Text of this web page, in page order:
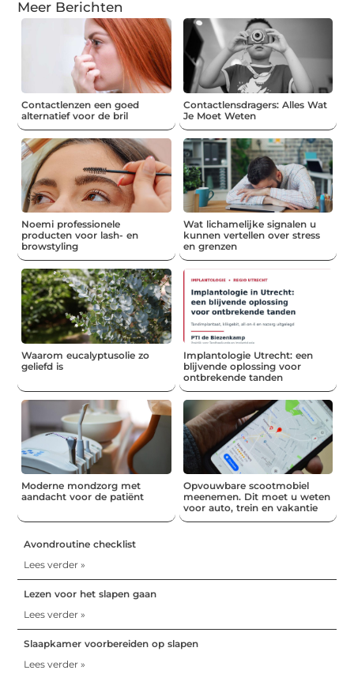
Meer Berichten
Contactlenzen een goed
alternatief voor de bril
Contactlensdragers: Alles Wat
Je Moet Weten
Noemi professionele
producten voor lash- en
browstyling
Wat lichamelijke signalen u
kunnen vertellen over stress
en grenzen
Waarom eucalyptusolie zo
geliefd is
Implantologie Utrecht: een
blijvende oplossing voor
ontbrekende tanden
Moderne mondzorg met
aandacht voor de patiënt
Opvouwbare scootmobiel
meenemen. Dit moet u weten
voor auto, trein en vakantie
Avondroutine checklist
Lees verder »
Lezen voor het slapen gaan
Lees verder »
Slaapkamer voorbereiden op slapen
Lees verder »